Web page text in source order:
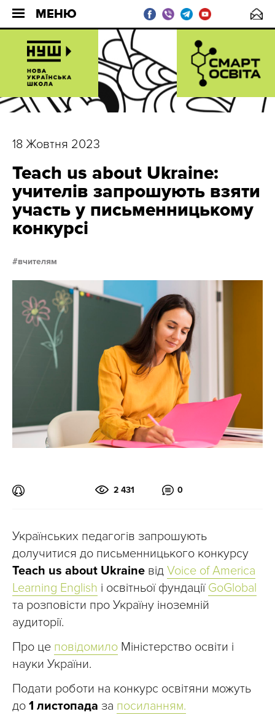
МЕНЮ
18 Жовтня 2023
Teach us about Ukraine:
учителів запрошують взяти
участь у письменницькому
конкурсі
вчителям
2 431 0
Українських педагогів запрошують
долучитися до письменницького конкурсу
Teach us about Ukraine від Voice of America
Learning English і освітньої фундації GoGlobal
та розповісти про Україну іноземній
аудиторії.
Про це повідомило Міністерство освіти і
науки України.
Подати роботи на конкурс освітяни можуть
до 1 листопада за посиланням.